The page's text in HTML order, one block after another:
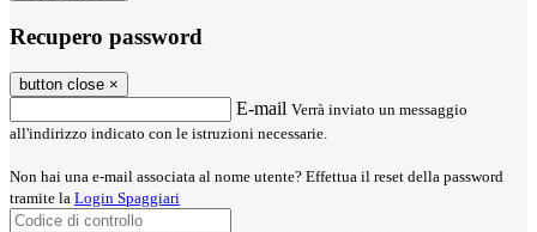
Recupero password
button close ×
E-mail Verrà inviato un messaggio
all'indirizzo indicato con le istruzioni necessarie.
Non hai una e-mail associata al nome utente? Effettua il reset della password
tramite la Login Spaggiari